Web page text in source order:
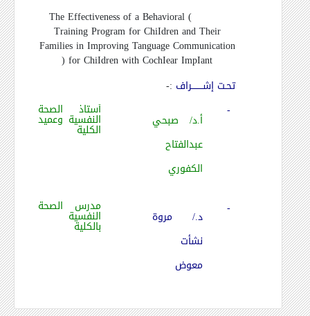
(
The Effectiveness of a Behavioral
Training Program for ChiIdren and Their
Families in Improving Tanguage Communication
for ChiIdren with CochIear ImpIant
)
تحـت إشــــــــراف :-
-
أ.د/ صبحي
عبدالفتاح
الكفوري
أستاذ الصحة
النفسية وعميد
الكلية
-
د./ مروة
نشأت
معوض
مدرس الصحة
النفسية
بالكلية